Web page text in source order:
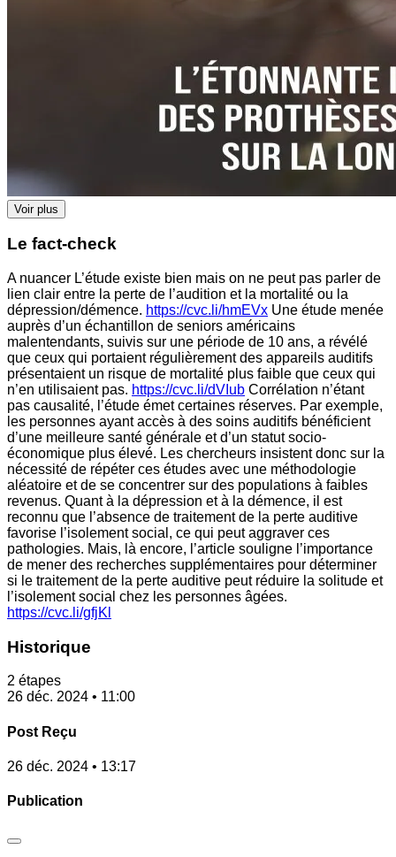
Voir plus
Le fact-check
A nuancer L’étude existe bien mais on ne peut pas parler de
lien clair entre la perte de l’audition et la mortalité ou la
dépression/démence. https://cvc.li/hmEVx Une étude menée
auprès d’un échantillon de seniors américains
malentendants, suivis sur une période de 10 ans, a révélé
que ceux qui portaient régulièrement des appareils auditifs
présentaient un risque de mortalité plus faible que ceux qui
n’en utilisaient pas. https://cvc.li/dVIub Corrélation n’étant
pas causalité, l’étude émet certaines réserves. Par exemple,
les personnes ayant accès à des soins auditifs bénéficient
d’une meilleure santé générale et d’un statut socio-
économique plus élevé. Les chercheurs insistent donc sur la
nécessité de répéter ces études avec une méthodologie
aléatoire et de se concentrer sur des populations à faibles
revenus. Quant à la dépression et à la démence, il est
reconnu que l’absence de traitement de la perte auditive
favorise l’isolement social, ce qui peut aggraver ces
pathologies. Mais, là encore, l’article souligne l’importance
de mener des recherches supplémentaires pour déterminer
si le traitement de la perte auditive peut réduire la solitude et
l’isolement social chez les personnes âgées.
https://cvc.li/gfjKl
Historique
2 étapes
26 déc. 2024 • 11:00
Post Reçu
26 déc. 2024 • 13:17
Publication